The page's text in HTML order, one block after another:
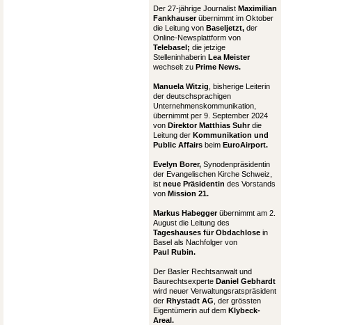
Der 27-jährige Journalist Maximilian
Fankhauserübernimmt im Oktober
die Leitung von Baseljetzt, der
Online-Newsplattform von
Telebasel; die jetzige
Stelleninhaberin Lea Meister
wechselt zu Prime News.
Manuela Witzig , bisherige Leiterin
der deutschsprachigen
Unternehmenskommunikation,
übernimmt per 9. September 2024
von Direktor Matthias Suhrdie
Leitung der Kommunikation und
Public Affairs beim EuroAirport.
Evelyn Borer, Synodenpräsidentin
der Evangelischen Kirche Schweiz,
ist neue Präsidentin des Vorstands
von Mission 21.
Markus Habeggerübernimmt am 2.
August die Leitung des
Tageshauses für Obdachlose in
Basel als Nachfolger von
Paul Rubin.
Der Basler Rechtsanwalt und
Baurechtsexperte Daniel Gebhardt
wird neuer Verwaltungsratspräsident
der Rhystadt AG , der grössten
Eigentümerin auf dem Klybeck-
Areal.